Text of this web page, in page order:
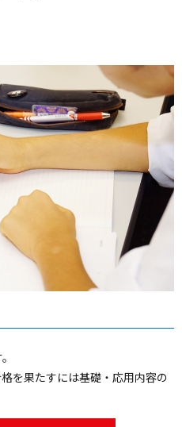
を果たすには基礎・応用内容の